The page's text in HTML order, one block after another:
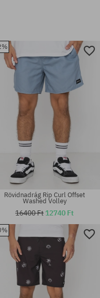
Rövidnadrág Rip Curl Offset
Washed Volley
16400 Ft 12740 Ft